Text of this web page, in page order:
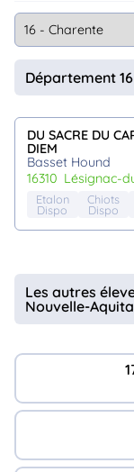
..
Assurances
Connexion
Département
DU SACRE DU
DIEM
Basset Hound
16310
lésignac-
Etalon
Dispo
Chiots
Dispo
Les autres
Nouvelle-